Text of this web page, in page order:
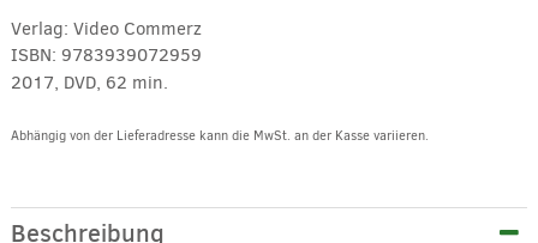
Verlag: Video Commerz
ISBN: 9783939072959
2017, DVD, 62 min.
Abhängig von der Lieferadresse kann die MwSt. an der Kasse variieren.
Beschreibung